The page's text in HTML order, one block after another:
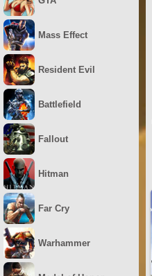
Mass Effect
Resident Evil
Battlefield
Fallout
Hitman
Far Cry
Warhammer